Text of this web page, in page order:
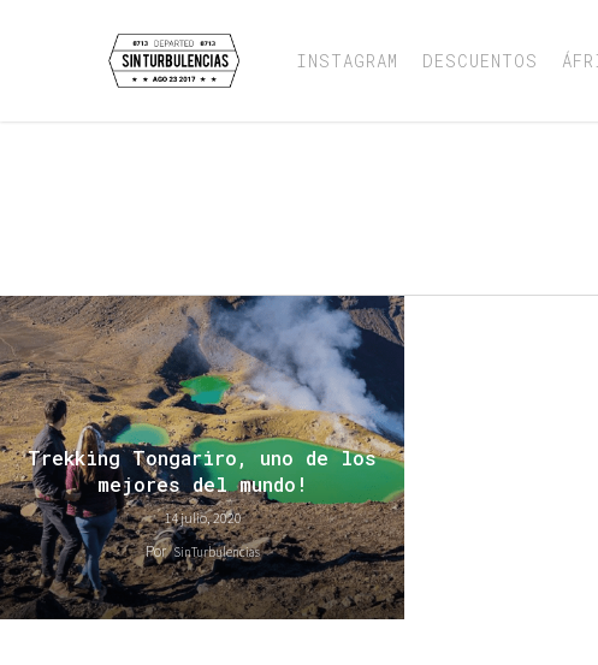
INSTAGRAM DESCUENTOS
Trekking Tongariro, uno de los
mejores del mundo!
14 julio, 2020
Por SinTurbulencias